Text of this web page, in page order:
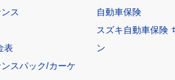
ス
表
スパック/カーケ
自動車保険
スズキ自動車保険
ン